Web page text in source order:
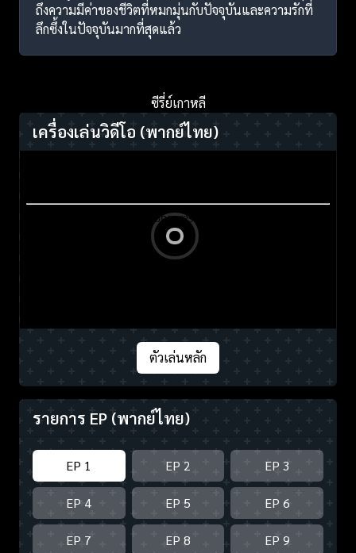
ถึงความมีค่าของชีวิตที่หมกมุ่นกับปัจจุบันและความรักที่
ลึกซึ้งในปัจจุบันมากที่สุดแล้ว
ซีรี่ย์เกาหลี
เครื่องเล่นวิดีโอ (พากย์ไทย)
ตัวเล่นหลัก
รายการ EP (พากย์ไทย)
EP 1 EP 2 EP 3
EP 4 EP 5 EP 6
EP 7 EP 8 EP 9